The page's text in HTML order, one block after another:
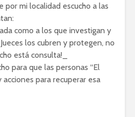
mi localidad escucho a las
como a los que investigan y
los cubren y protegen, no
está consulta!_
para que las personas “El
acciones para recuperar esa